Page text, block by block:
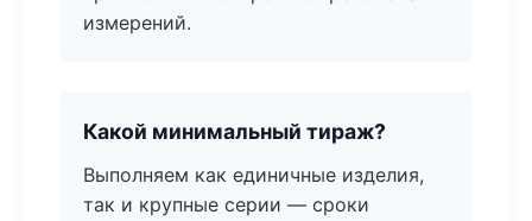
измерений.
Какой минимальный тираж?
Выполняем как единичные изделия,
так и крупные серии — сроки